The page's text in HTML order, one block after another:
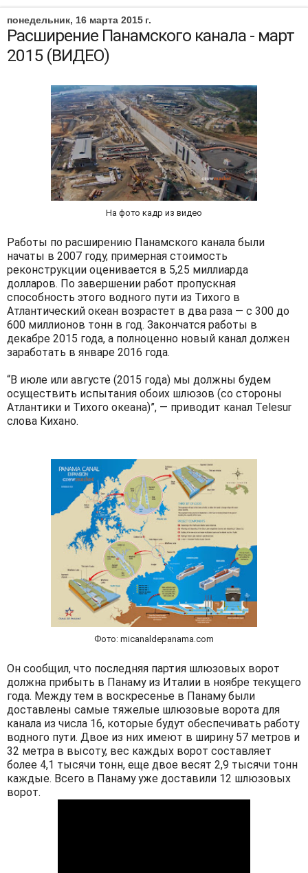
понедельник, 16 марта 2015 г.
Расширение Панамского канала - март
2015 (ВИДЕО)
На фото кадр из видео
Работы по расширению Панамского канала были
начаты в 2007 году, примерная стоимость
реконструкции оценивается в 5,25 миллиарда
долларов. По завершении работ пропускная
способность этого водного пути из Тихого в
Атлантический океан возрастет в два раза — с 300 до
600 миллионов тонн в год. Закончатся работы в
декабре 2015 года, а полноценно новый канал должен
заработать в январе 2016 года.
“В июле или августе (2015 года) мы должны будем
осуществить испытания обоих шлюзов (со стороны
Атлантики и Тихого океана)”, — приводит канал Telesur
слова Кихано.
Фото: micanaldepanama.com
Он сообщил, что последняя партия шлюзовых ворот
должна прибыть в Панаму из Италии в ноябре текущего
года. Между тем в воскресенье в Панаму были
доставлены самые тяжелые шлюзовые ворота для
канала из числа 16, которые будут обеспечивать работу
водного пути. Двое из них имеют в ширину 57 метров и
32 метра в высоту, вес каждых ворот составляет
более 4,1 тысячи тонн, еще двое весят 2,9 тысячи тонн
каждые. Всего в Панаму уже доставили 12 шлюзовых
ворот.